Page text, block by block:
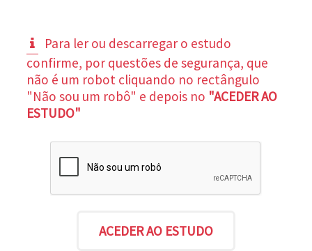
Para ler ou descarregar o estudo
confirme, por questões de segurança, que
não é um robot cliquando no rectângulo
"Não sou um robô" e depois no "ACEDER AO
ESTUDO"